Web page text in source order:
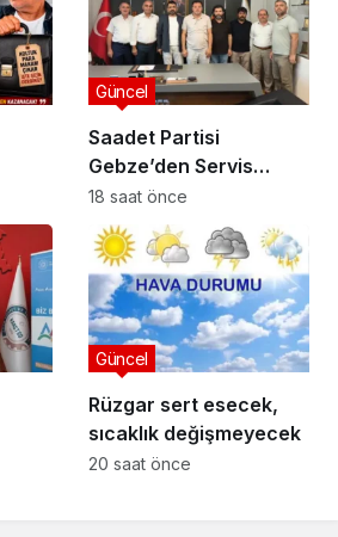
Saadet Partisi
Gebze’den Servis
Esnafına Destek
Ziyareti: “Sektörde
Adalet Sağlanmalı”
Güncel
18 saat önce
Rüzgar sert esecek,
sıcaklık değişmeyecek
Güncel
20 saat önce